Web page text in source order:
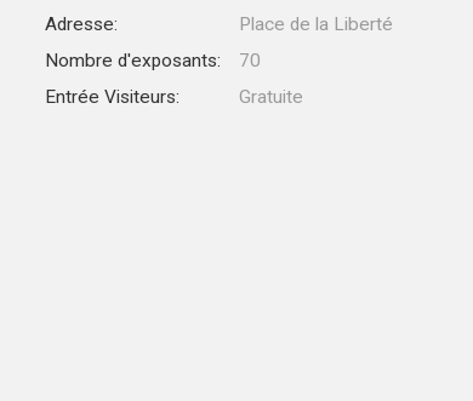
Adresse:
Place de la Liberté
Nombre d'exposants:
70
Entrée Visiteurs:
Gratuite